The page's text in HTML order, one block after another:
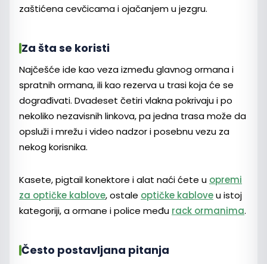
zaštićena cevčicama i ojačanjem u jezgru.
Za šta se koristi
Najčešće ide kao veza između glavnog ormana i
spratnih ormana, ili kao rezerva u trasi koja će se
dograđivati. Dvadeset četiri vlakna pokrivaju i po
nekoliko nezavisnih linkova, pa jedna trasa može da
opsluži i mrežu i video nadzor i posebnu vezu za
nekog korisnika.
Kasete, pigtail konektore i alat naći ćete u opremi
za optičke kablove, ostale optičke kabloveu istoj
kategoriji, a ormane i police među rack ormanima.
Često postavljana pitanja